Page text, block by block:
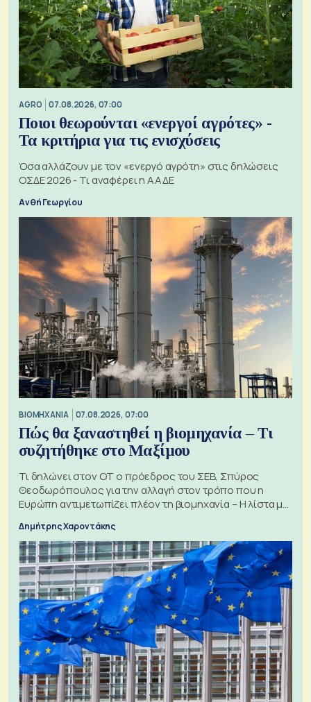
AGRO 07.08.2026, 07:00
Ποιοι θεωρούνται «ενεργοί αγρότες» -
Τα κριτήρια για τις ενισχύσεις
Όσα αλλάζουν με τον «ενεργό αγρότη» στις δηλώσεις
ΟΣΔΕ 2026 - Τι αναφέρει η ΑΑΔΕ
Ανθή Γεωργίου
ΒΙΟΜΗΧΑΝΙΑ 07.08.2026, 07:00
Πώς θα ξαναστηθεί η βιομηχανία – Τι
συζητήθηκε στο Μαξίμου
Τι δηλώνει στον ΟΤ ο πρόεδρος του ΣΕΒ, Σπύρος
Θεοδωρόπουλος για την αλλαγή στον τρόπο που η
Ευρώπη αντιμετωπίζει πλέον τη βιομηχανία – Η λίστα με
Δημήτρης Χαροντάκης